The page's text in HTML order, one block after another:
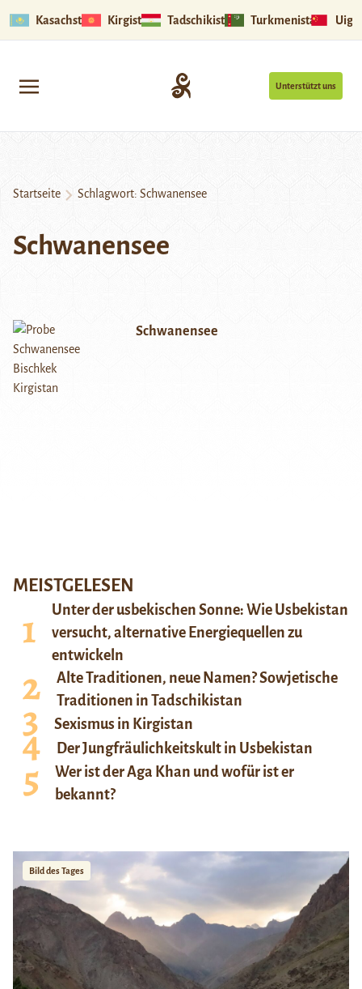
Kasachstan Kirgistan Tadschikistan Turkmenistan
Unterstützt uns
Startseite Schlagwort: Schwanensee
Schwanensee
Schwanensee
MEISTGELESEN
Unter der usbekischen Sonne: Wie Usbekistan
versucht, alternative Energiequellen zu
entwickeln
Alte Traditionen, neue Namen? Sowjetische
Traditionen in Tadschikistan
Sexismus in Kirgistan
Der Jungfräulichkeitskult in Usbekistan
Wer ist der Aga Khan und wofür ist er
bekannt?
Bild des Tages